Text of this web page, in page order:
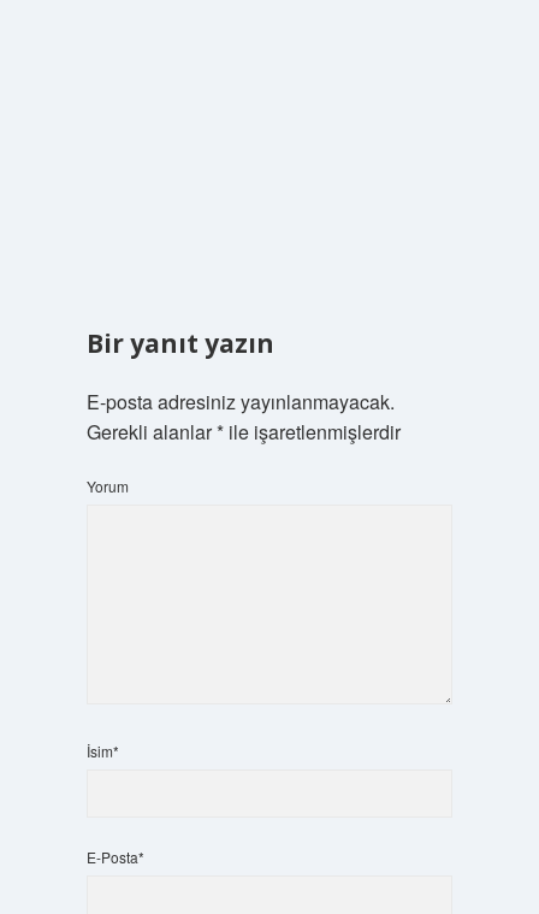
Bir yanıt yazın
E-posta adresiniz yayınlanmayacak.
Gerekli alanlar*ile işaretlenmişlerdir
Yorum
İsim*
E-Posta*